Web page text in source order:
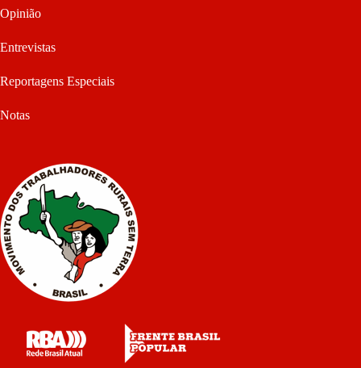
Opinião
Entrevistas
Reportagens Especiais
Notas